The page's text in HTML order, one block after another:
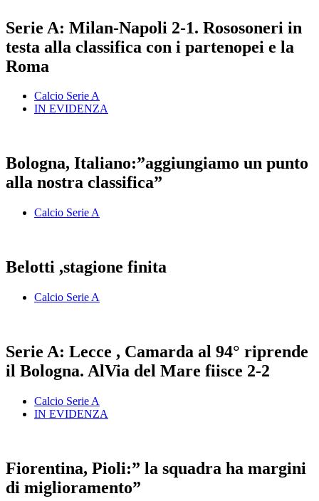
Serie A: Milan-Napoli 2-1. Rososoneri in
testa alla classifica con i partenopei e la
Roma
Calcio Serie A
IN EVIDENZA
Bologna, Italiano:”aggiungiamo un punto
alla nostra classifica”
Calcio Serie A
Belotti ,stagione finita
Calcio Serie A
Serie A: Lecce , Camarda al 94° riprende
il Bologna. AlVia del Mare fiisce 2-2
Calcio Serie A
IN EVIDENZA
Fiorentina, Pioli:” la squadra ha margini
di miglioramento”